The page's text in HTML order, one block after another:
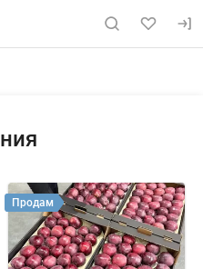
сайту fruitinfo.ru
Продам